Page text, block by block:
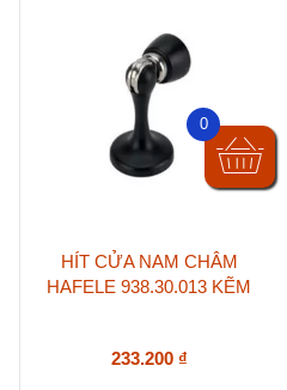
HÍT CỬA NAM CHÂM
HAFELE 938.30.013 KẼM
233.200 ₫
0